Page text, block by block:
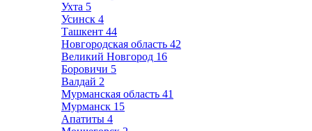
Ухта 5
Усинск 4
Ташкент 44
Новгородская область 42
Великий Новгород 16
Боровичи 5
Валдай 2
Мурманская область 41
Мурманск 15
Апатиты 4